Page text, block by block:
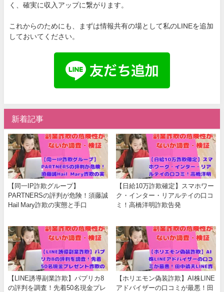
く、確実に収入アップに繋がります。
これからのためにも、まずは情報共有の場として私のLINEを追加
しておいてください。
新着記事
【同一IP詐欺グループ】
PARTNERSの評判が危険！須藤誠
Hail Mary詐欺の実態と手口
【日給10万詐欺確定】スマホワー
ク・インター・リアルテイの口コ
ミ！高橋洋明詐欺告発
【LINE誘導副業詐欺】パプリカ8
の評判を調査！先着50名現金プレ
【ホリエモン偽装詐欺】AI株LINE
アドバイザーの口コミが最悪！田